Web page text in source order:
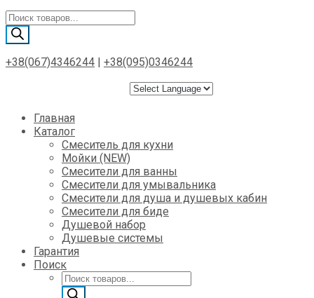
Поиск
товаров
+38(067)4346244 | +38(095)0346244
Skip
Главная
Каталог
Смеситель для кухни
Мойки (NEW)
Смесители для ванны
Смесители для умывальника
Смесители для душа и душевых кабин
Смесители для биде
Душевой набор
Душевые системы
Гарантия
Поиск
Поиск
товаров